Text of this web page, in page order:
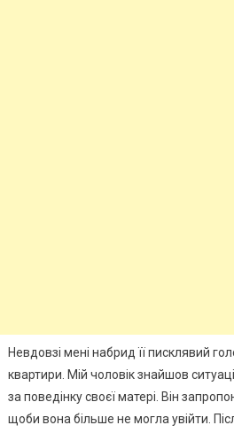
Невдовзі мені набрид її писклявий
квартири. Мій чоловік знайшов
за поведінку своєї матері. Він
щоби вона більше не могла увійти.